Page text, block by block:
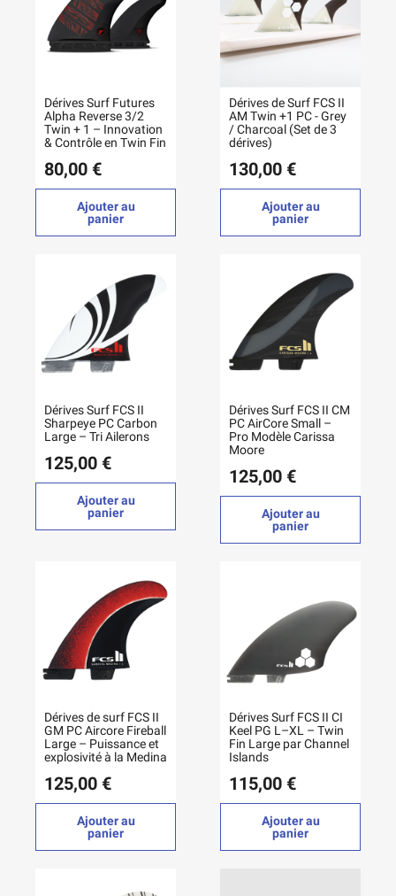
Dérives Surf Futures
Alpha Reverse 3/2
Twin + 1 – Innovation
& Contrôle en Twin Fin
80,00 €
Ajouter au
panier
Dérives de Surf FCS II
AM Twin +1 PC - Grey
/ Charcoal (Set de 3
dérives)
130,00 €
Ajouter au
panier
Dérives Surf FCS II
Sharpeye PC Carbon
Large – Tri Ailerons
125,00 €
Ajouter au
panier
Dérives Surf FCS II CM
PC AirCore Small –
Pro Modèle Carissa
Moore
125,00 €
Ajouter au
panier
Dérives de surf FCS II
GM PC Aircore Fireball
Large – Puissance et
explosivité à la Medina
125,00 €
Ajouter au
panier
Dérives Surf FCS II CI
Keel PG L–XL – Twin
Fin Large par Channel
Islands
115,00 €
Ajouter au
panier